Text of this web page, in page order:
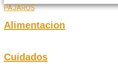
PAJAROS
Alimentacion
Cuidados